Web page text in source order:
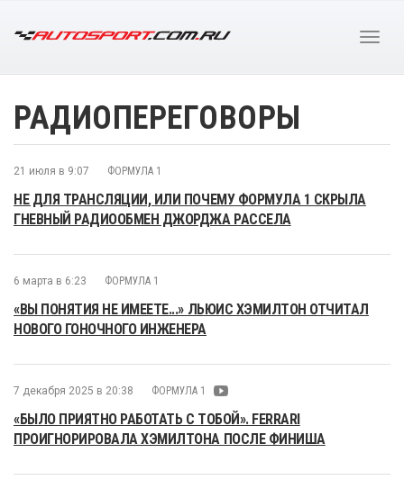
РАДИОПЕРЕГОВОРЫ
21 июля в 9:07 ФОРМУЛА 1
НЕ ДЛЯ ТРАНСЛЯЦИИ, ИЛИ ПОЧЕМУ ФОРМУЛА 1 СКРЫЛА
ГНЕВНЫЙ РАДИООБМЕН ДЖОРДЖА РАССЕЛА
6 марта в 6:23 ФОРМУЛА 1
«ВЫ ПОНЯТИЯ НЕ ИМЕЕТЕ...» ЛЬЮИС ХЭМИЛТОН ОТЧИТАЛ
НОВОГО ГОНОЧНОГО ИНЖЕНЕРА
7 декабря 2025 в 20:38 ФОРМУЛА 1
«БЫЛО ПРИЯТНО РАБОТАТЬ С ТОБОЙ». FERRARI
ПРОИГНОРИРОВАЛА ХЭМИЛТОНА ПОСЛЕ ФИНИША